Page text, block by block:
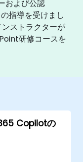
および公認
指導を受けまし
ストラクターが
研修コースを
Copilotの